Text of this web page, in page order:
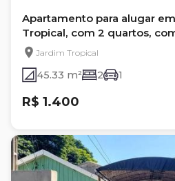
Apartamento para alugar
Tropical, com 2 quartos,
Jardim Tropical
45.33 m² 2 1
R$ 1.400